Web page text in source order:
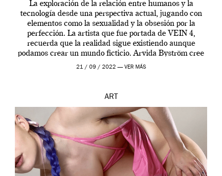
La exploración de la relación entre humanos y la
tecnología desde una perspectiva actual, jugando con
elementos como la sexualidad y la obsesión por la
perfección. La artista que fue portada de VEIN 4,
recuerda que la realidad sigue existiendo aunque
podamos crear un mundo ficticio. Arvida Byström cree
que los humanos tienen un complejo […]
21 / 09 / 2022 — VER MÁS
ART